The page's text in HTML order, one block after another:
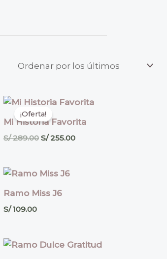
¡Oferta!
Mi Historia Favorita
S/289.00
El
original
era:
S/ 289.00.
S/255.00
El
actual
es:
S/ 255.00.
Ramo Miss J6
S/109.00